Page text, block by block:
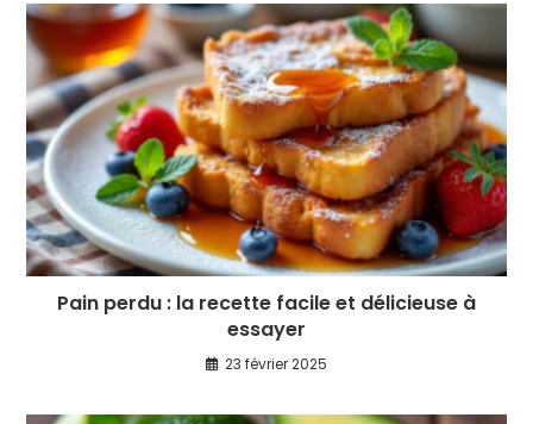
Pain perdu : la recette facile et délicieuse à
essayer
23 février 2025